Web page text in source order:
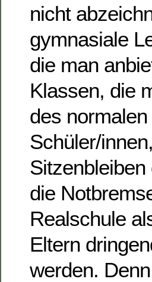
nicht
gymnasiale
die man
Klassen, die
des
Schüler/
die
Realschule
Eltern
werden.